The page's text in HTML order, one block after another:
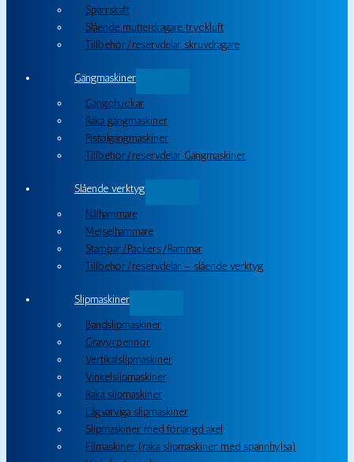
Spärrskaft
Slående mutterdragare tryckluft
Tillbehör/reservdelar skruvdragare
Gängmaskiner
Gängchuckar
Raka gängmaskiner
Pistolgängmaskiner
Tillbehör/reservdelar Gängmaskiner
Slående verktyg
Nålhammare
Mejselhammare
Stampar/Packers/Rammar
Tillbehör/reservdelar – slående verktyg
Slipmaskiner
Bandslipmaskiner
Gravyrpennor
Vertikalslipmaskiner
Vinkelslipmaskiner
Raka slipmaskiner
Lågvarviga slipmaskiner
Slipmaskiner med förlängd axel
Filmaskiner (raka slipmaskiner med spännhylsa)